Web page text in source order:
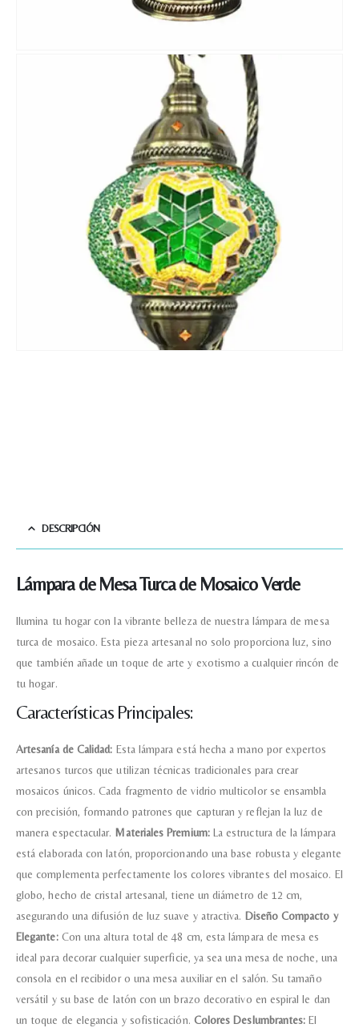
DESCRIPCIÓN
Lámpara de Mesa Turca de Mosaico Verde
Ilumina tu hogar con la vibrante belleza de nuestra lámpara de mesa
turca de mosaico. Esta pieza artesanal no solo proporciona luz, sino
que también añade un toque de arte y exotismo a cualquier rincón de
tu hogar.
Características Principales:
Artesanía de Calidad: Esta lámpara está hecha a mano por expertos
artesanos turcos que utilizan técnicas tradicionales para crear
mosaicos únicos. Cada fragmento de vidrio multicolor se ensambla
con precisión, formando patrones que capturan y reflejan la luz de
manera espectacular. Materiales Premium:La estructura de la lámpara
está elaborada con latón, proporcionando una base robusta y elegante
que complementa perfectamente los colores vibrantes del mosaico. El
globo, hecho de cristal artesanal, tiene un diámetro de 12 cm,
asegurando una difusión de luz suave y atractiva. Diseño Compacto y
Elegante:Con una altura total de 48 cm, esta lámpara de mesa es
ideal para decorar cualquier superficie, ya sea una mesa de noche, una
consola en el recibidor o una mesa auxiliar en el salón. Su tamaño
versátil y su base de latón con un brazo decorativo en espiral le dan
un toque de elegancia y sofisticación. Colores Deslumbrantes: El